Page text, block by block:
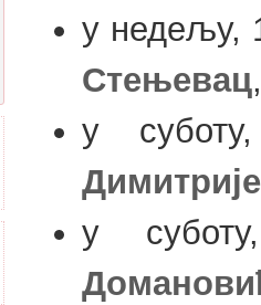
у недељу,
Стењевац,
у
у